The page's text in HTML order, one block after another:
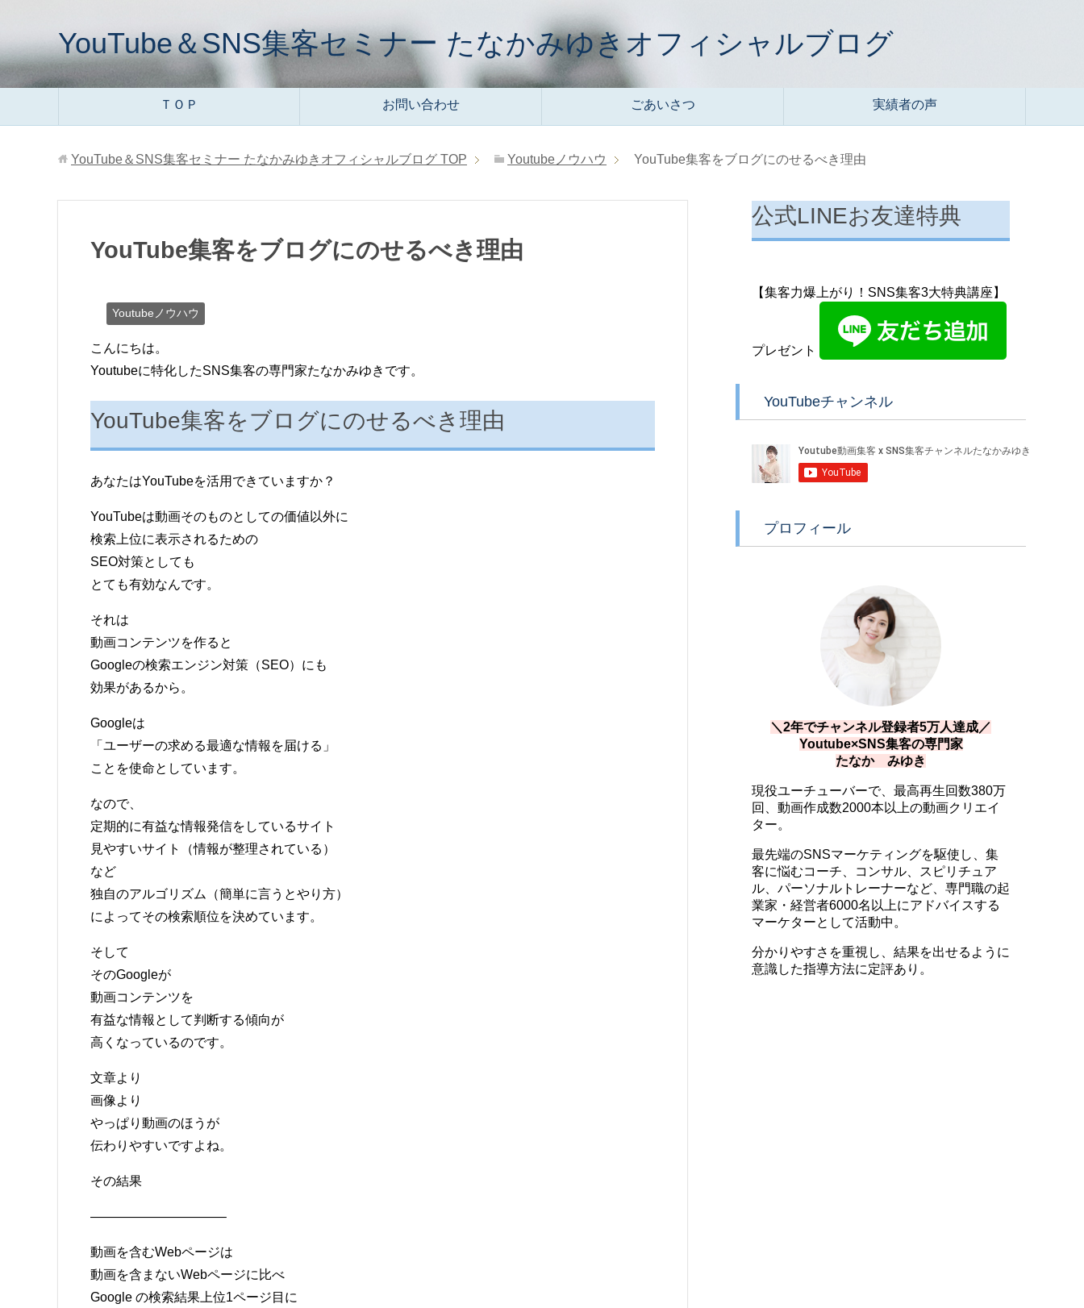
YouTube＆SNS集客セミナー たなかみゆきオフィシャルブログ
ＴＯＰ お問い合わせ ごあいさつ 実績者の声
YouTube＆SNS集客セミナー たなかみゆきオフィシャルブログ TOP Youtubeノウハウ YouTube集客をブログにのせるべき理由
YouTube集客をブログにのせるべき理由
Youtubeノウハウ
こんにちは。
Youtubeに特化したSNS集客の専門家たなかみゆきです。
YouTube集客をブログにのせるべき理由
あなたはYouTubeを活用できていますか？
YouTubeは動画そのものとしての価値以外に
検索上位に表示されるための
SEO対策としても
とても有効なんです。
それは
動画コンテンツを作ると
Googleの検索エンジン対策（SEO）にも
効果があるから。
Googleは
「ユーザーの求める最適な情報を届ける」
ことを使命としています。
なので、
定期的に有益な情報発信をしているサイト
見やすいサイト（情報が整理されている）
など
独自のアルゴリズム（簡単に言うとやり方）
によってその検索順位を決めています。
そして
そのGoogleが
動画コンテンツを
有益な情報として判断する傾向が
高くなっているのです。
文章より
画像より
やっぱり動画のほうが
伝わりやすいですよね。
その結果
——————————–
動画を含むWebページは
動画を含まないWebページに比べ
Google の検索結果上位1ページ目に
公式LINEお友達特典
【集客力爆上がり！SNS集客3大特典講座】
プレゼント
YouTubeチャンネル
プロフィール
＼2年でチャンネル登録者5万人達成／
Youtube×SNS集客の専門家
たなか みゆき
現役ユーチューバーで、最高再生回数380万
回、動画作成数2000本以上の動画クリエイ
ター。
最先端のSNSマーケティングを駆使し、集
客に悩むコーチ、コンサル、スピリチュア
ル、パーソナルトレーナーなど、専門職の起
業家・経営者6000名以上にアドバイスする
マーケターとして活動中。
分かりやすさを重視し、結果を出せるように
意識した指導方法に定評あり。